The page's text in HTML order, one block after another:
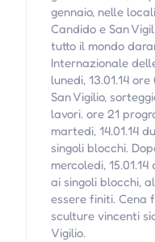
gennaio, nelle
Candido e San
tutto il mondo
Internazionale
lunedi, 13.01.14
San Vigilio,
lavori. ore 21
martedi, 14.01.14
singoli blocchi.
mercoledi,
ai singoli blocchi,
essere finiti. Cena
sculture vincenti
Vigilio.